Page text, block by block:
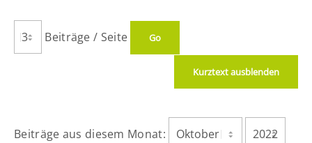
Beiträge / Seite
Kurztext ausblenden
Beiträge aus diesem Monat: